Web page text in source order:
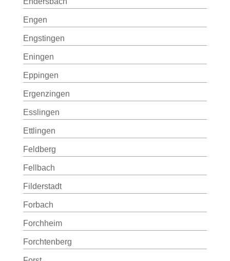
Engen
Engstingen
Eningen
Eppingen
Ergenzingen
Esslingen
Ettlingen
Feldberg
Fellbach
Filderstadt
Forbach
Forchheim
Forchtenberg